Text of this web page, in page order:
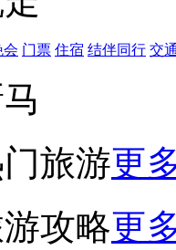
会 门票 住宿 结伴同行 交
旅游更
攻略更